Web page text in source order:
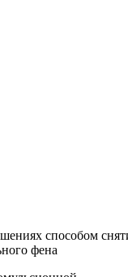
способом
фена